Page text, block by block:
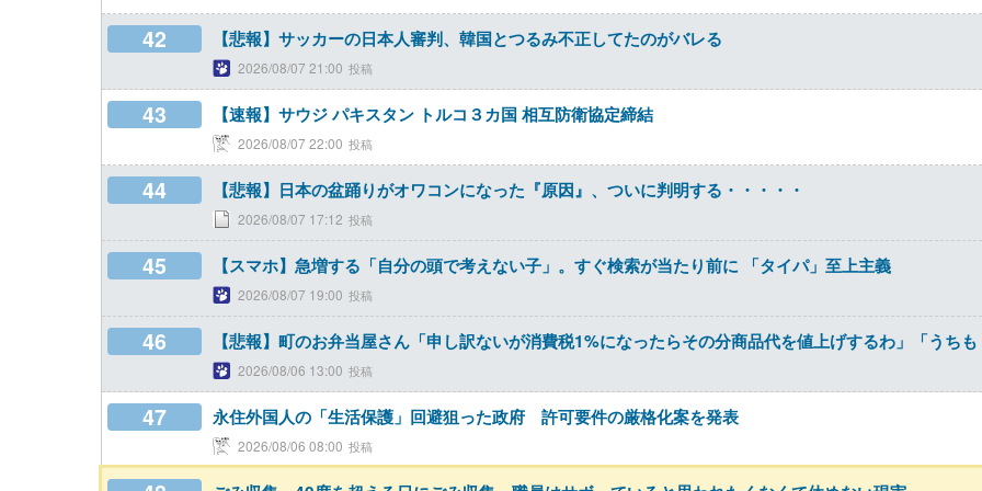
42 【悲報】サッカーの日本人審判、韓国とつるみ不正してたのがバレる
2026/08/07 21:00
43 【速報】サウジ パキスタン トルコ３カ国 相互防衛協定締結
2026/08/07 22:00
44 【悲報】日本の盆踊りがオワコンになった『原因』、ついに判明する・・・・・
2026/08/07 17:12
45 【スマホ】急増する「自分の頭で考えない子」。すぐ検索が当たり前に 「タイパ」至上主義
2026/08/07 19:00
46 【悲報】町のお弁当屋さん「申し訳ないが消費税1%になったらその分商品代を値上げするわ」「うちも
2026/08/06 13:00
47 永住外国人の「生活保護」回避狙った政府 許可要件の厳格化案を発表
2026/08/06 08:00